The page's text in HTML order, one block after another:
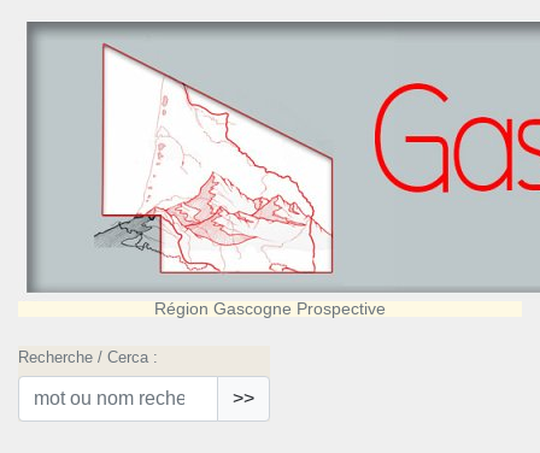
Région Gascogne Prospective
Recherche / Cerca :
>>